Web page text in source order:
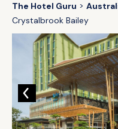
The Hotel Guru
Crystalbrook Bailey